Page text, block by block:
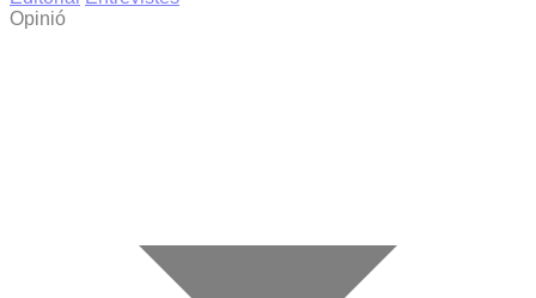
Opinió